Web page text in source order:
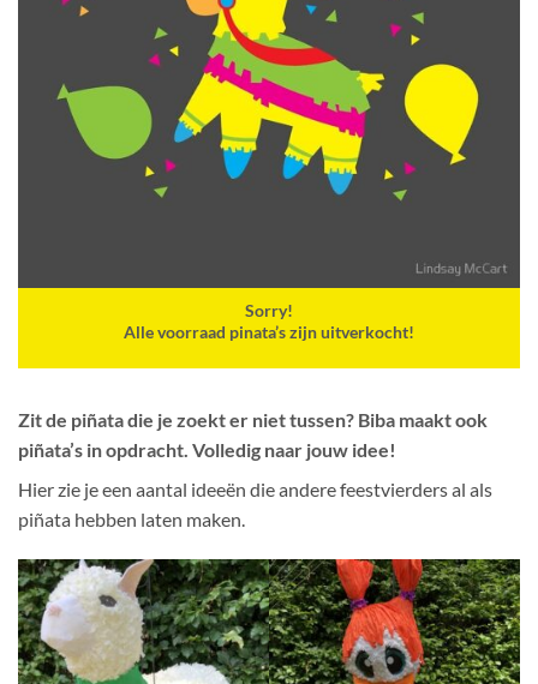
Sorry!
Alle voorraad pinata’s zijn uitverkocht!
Zit de piñata die je zoekt er niet tussen? Biba maakt ook
piñata’s in opdracht. Volledig naar jouw idee!
Hier zie je een aantal ideeën die andere feestvierders al als
piñata hebben laten maken.